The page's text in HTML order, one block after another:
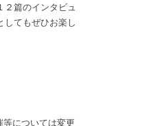
２篇のインタビュ
してもぜひお楽し
については変更